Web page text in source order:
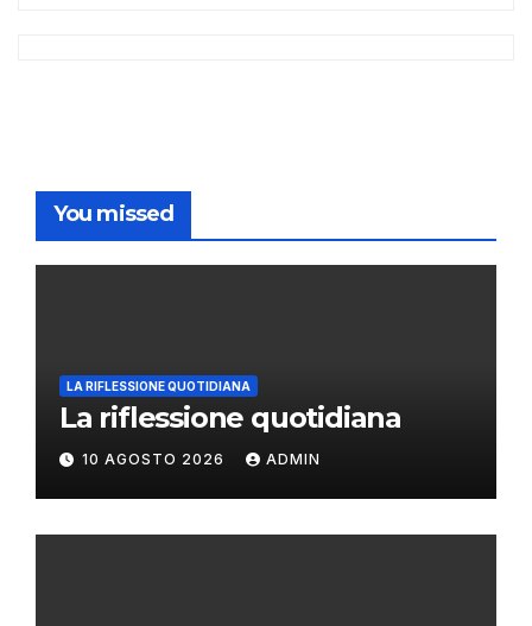
You missed
LA RIFLESSIONE QUOTIDIANA
La riflessione quotidiana
10 AGOSTO 2026 ADMIN